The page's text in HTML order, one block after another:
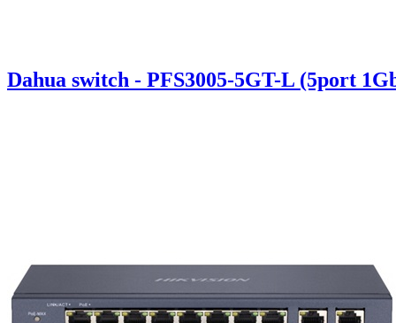
Dahua switch - PFS3005-5GT-L (5port